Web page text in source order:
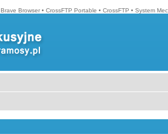
Brave Browser • CrossFTP Portable • CrossFTP • System